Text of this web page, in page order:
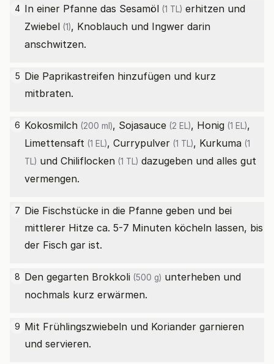
4 In einer Pfanne das Sesamöl (1 TL) erhitzen und
Zwiebel (1), Knoblauch und Ingwer darin
anschwitzen.
5 Die Paprikastreifen hinzufügen und kurz
mitbraten.
6 Kokosmilch (200 ml), Sojasauce (2 EL), Honig (1 EL),
Limettensaft (1 EL), Currypulver (1 TL), Kurkuma (1
TL) und Chiliflocken (1 TL) dazugeben und alles gut
vermengen.
7 Die Fischstücke in die Pfanne geben und bei
mittlerer Hitze ca. 5-7 Minuten köcheln lassen, bis
der Fisch gar ist.
8 Den gegarten Brokkoli (500 g) unterheben und
nochmals kurz erwärmen.
9 Mit Frühlingszwiebeln und Koriander garnieren
und servieren.